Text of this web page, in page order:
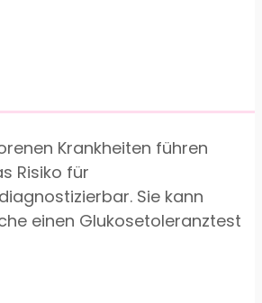
Krankheiten führen
Risiko für
Sie kann
einen Glukosetoleranztest